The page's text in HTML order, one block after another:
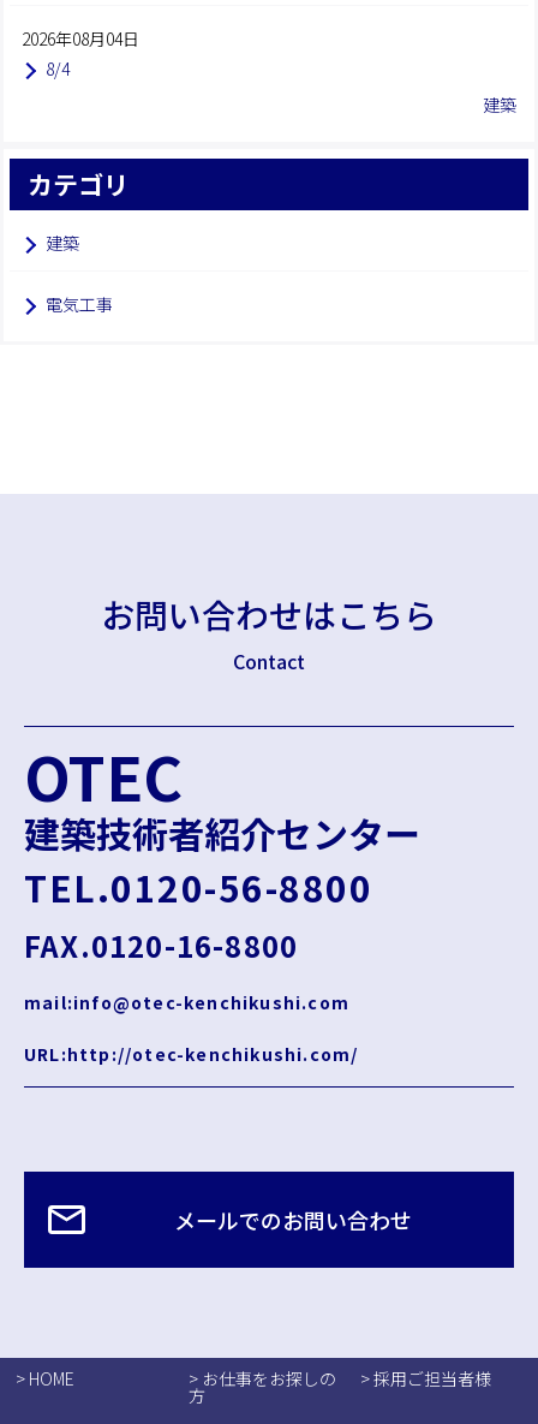
2026年08月04日
8/4
建築
カテゴリ
建築
電気工事
お問い合わせはこちら
Contact
OTEC
建築技術者紹介センター
TEL.0120-56-8800
FAX.0120-16-8800
mail:info@otec-kenchikushi.com
URL:http://otec-kenchikushi.com/
メールでのお問い合わせ
> HOME > お仕事をお探しの
方
> 採用ご担当者様